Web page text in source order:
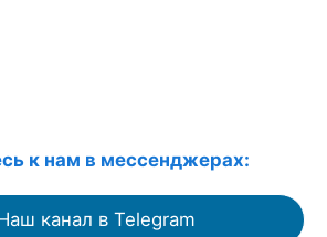
к нам в мессенджерах:
канал в Telegram